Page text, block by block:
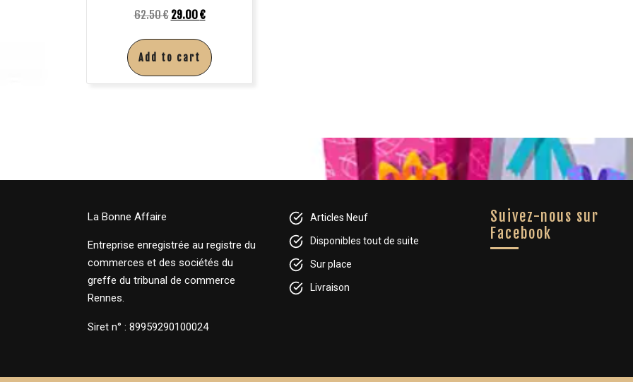
62.50€ 29.00€
Add to cart
La Bonne Affaire
Entreprise enregistrée au registre du
commerces et des sociétés du
greffe du tribunal de commerce
Rennes.
Siret n° : 89959290100024
Articles Neuf
Disponibles tout de suite
Sur place
Livraison
Suivez-nous sur
Facebook